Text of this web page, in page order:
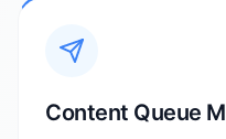
Content Queue